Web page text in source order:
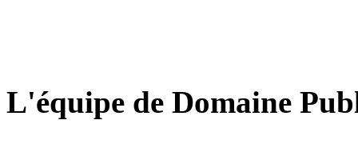
L'équipe de Domaine